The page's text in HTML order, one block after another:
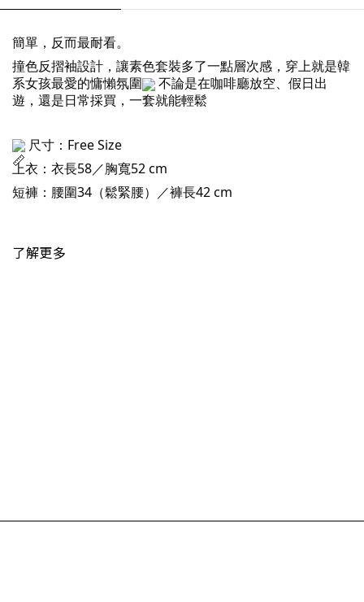
簡單，反而最耐看。
撞色反摺袖設計，讓素色套裝多了一點層次感，穿上就是韓
系女孩最愛的慵懶氛圍
不論是在咖啡廳放空、假日出
遊，還是日常採買，一套就能輕鬆
尺寸：Free Size
上衣：衣長58／胸寬52 cm
短褲：腰圍34（鬆緊腰）／褲長42 cm
了解更多